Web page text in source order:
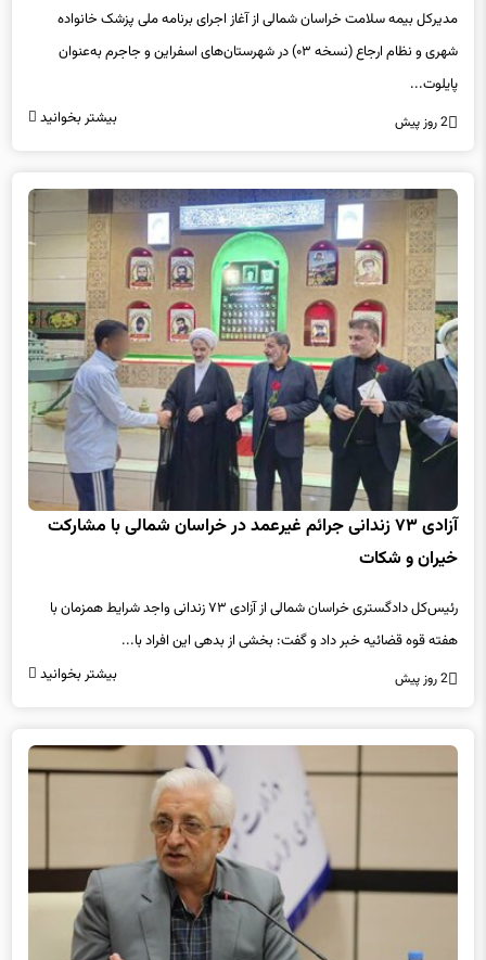
مدیرکل بیمه سلامت خراسان شمالی از آغاز اجرای برنامه ملی پزشک خانواده
شهری و نظام ارجاع (نسخه ۰۳) در شهرستان‌های اسفراین و جاجرم به‌عنوان
پایلوت...
2 روز پیش بیشتر بخوانید
آزادی ۷۳ زندانی جرائم غیرعمد در خراسان شمالی با مشارکت
خیران و شکات
رئیس‌کل دادگستری خراسان شمالی از آزادی ۷۳ زندانی واجد شرایط همزمان با
هفته قوه قضائیه خبر داد و گفت: بخشی از بدهی این افراد با...
2 روز پیش بیشتر بخوانید